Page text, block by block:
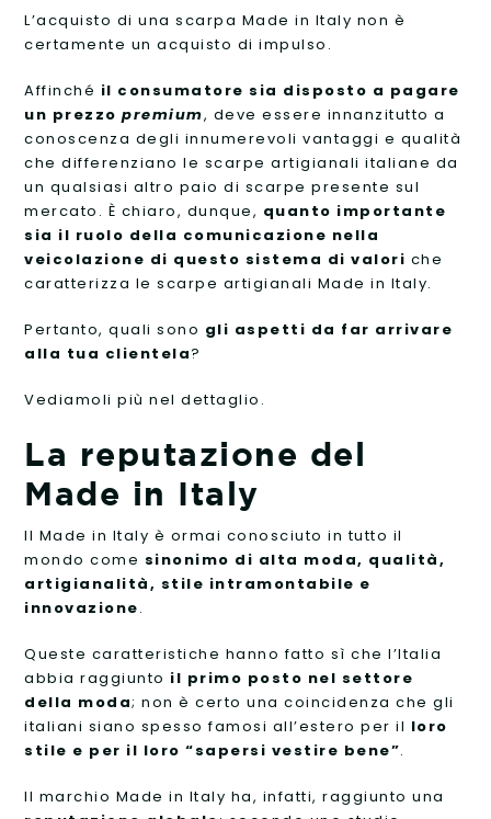
L’acquisto di una scarpa Made in Italy non è
certamente un acquisto di impulso.
Affinché il consumatore sia disposto a pagare
un prezzopremium, deve essere innanzitutto a
conoscenza degli innumerevoli vantaggi e qualità
che differenziano le scarpe artigianali italiane da
un qualsiasi altro paio di scarpe presente sul
mercato. È chiaro, dunque, quanto importante
sia il ruolo della comunicazione nella
veicolazione di questo sistema di valori che
caratterizza le scarpe artigianali Made in Italy.
Pertanto, quali sono gli aspetti da far arrivare
alla tua clientela?
Vediamoli più nel dettaglio.
La reputazione del
Made in Italy
Il Made in Italy è ormai conosciuto in tutto il
mondo come sinonimo di alta moda, qualità,
artigianalità, stile intramontabile e
innovazione.
Queste caratteristiche hanno fatto sì che l’Italia
abbia raggiunto il primo posto nel settore
della moda; non è certo una coincidenza che gli
italiani siano spesso famosi all’estero per il loro
stile e per il loro “sapersi vestire bene”.
Il marchio Made in Italy ha, infatti, raggiunto una